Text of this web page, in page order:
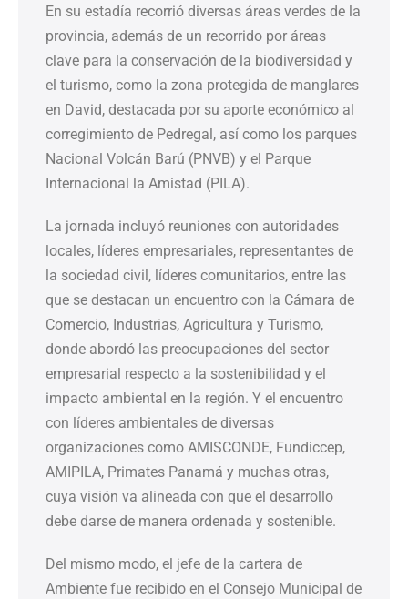
En su estadía recorrió diversas áreas verdes de la
provincia, además de un recorrido por áreas
clave para la conservación de la biodiversidad y
el turismo, como la zona protegida de manglares
en David, destacada por su aporte económico al
corregimiento de Pedregal, así como los parques
Nacional Volcán Barú (PNVB) y el Parque
Internacional la Amistad (PILA).
La jornada incluyó reuniones con autoridades
locales, líderes empresariales, representantes de
la sociedad civil, líderes comunitarios, entre las
que se destacan un encuentro con la Cámara de
Comercio, Industrias, Agricultura y Turismo,
donde abordó las preocupaciones del sector
empresarial respecto a la sostenibilidad y el
impacto ambiental en la región. Y el encuentro
con líderes ambientales de diversas
organizaciones como AMISCONDE, Fundiccep,
AMIPILA, Primates Panamá y muchas otras,
cuya visión va alineada con que el desarrollo
debe darse de manera ordenada y sostenible.
Del mismo modo, el jefe de la cartera de
Ambiente fue recibido en el Consejo Municipal de